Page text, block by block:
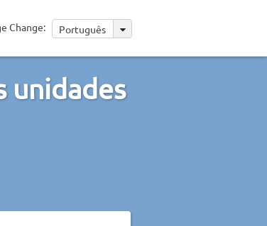
Change: Português
unidades